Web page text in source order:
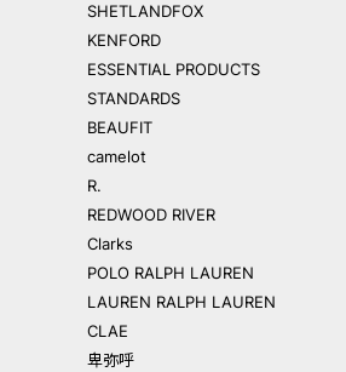
SHETLANDFOX
KENFORD
ESSENTIAL PRODUCTS
STANDARDS
BEAUFIT
camelot
R.
REDWOOD RIVER
Clarks
POLO RALPH LAUREN
LAUREN RALPH LAUREN
CLAE
卑弥呼